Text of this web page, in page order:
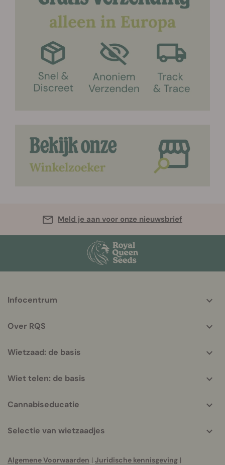
Meld je aan voor onze nieuwsbrief
helpful
Infocentrum
Over RQS
Wietzaad: de basis
Wiet telen: de basis
Cannabiseducatie
Selectie van wietzaadjes
Algemene Voorwaarden | Juridische kennisgeving |